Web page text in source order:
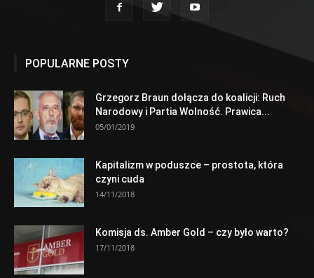
POPULARNE POSTY
Grzegorz Braun dołącza do koalicji: Ruch
Narodowy i Partia Wolność. Prawica...
05/01/2019
Kapitalizm w poduszce – prostota, która
czyni cuda
14/11/2018
Komisja ds. Amber Gold – czy było warto?
17/11/2018